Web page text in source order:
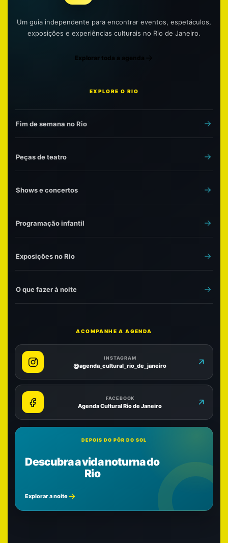
Um guia independente para encontrar eventos, espetáculos,
exposições e experiências culturais no Rio de Janeiro.
Explorar toda a agenda
EXPLORE O RIO
Fim de semana no Rio
Peças de teatro
Shows e concertos
Programação infantil
Exposições no Rio
O que fazer à noite
ACOMPANHE A AGENDA
INSTAGRAM
@agenda_cultural_rio_de_janeiro
FACEBOOK
Agenda Cultural Rio de Janeiro
DEPOIS DO PÔR DO SOL
Descubra a vida noturna do
Rio
Explorar a noite